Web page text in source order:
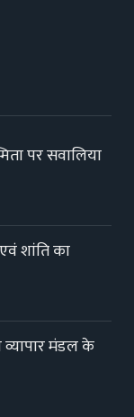
पर सवालिया
शांति का
मंडल के